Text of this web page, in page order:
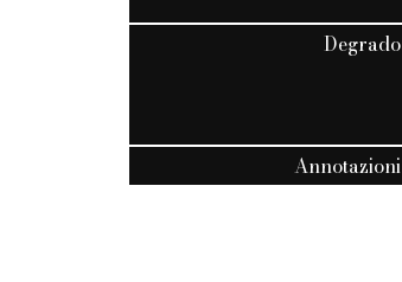
Degrado
Annotazioni